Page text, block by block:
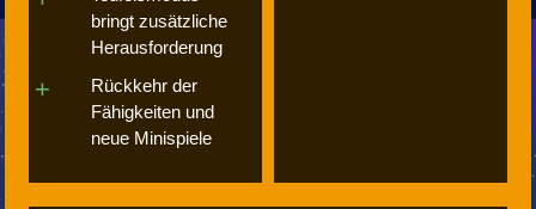
bringt zusätzliche
Herausforderung
Rückkehr der
Fähigkeiten und
neue Minispiele